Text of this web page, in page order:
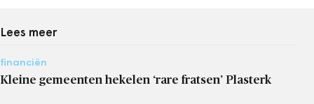
Lees meer
financiën
Kleine gemeenten hekelen ‘rare fratsen’ Plasterk